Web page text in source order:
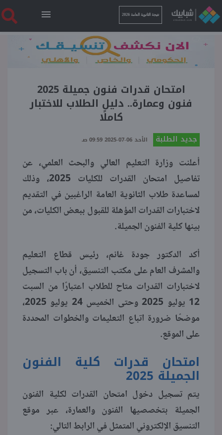
نتيجة الثانوية العامة 2026
الرئيسية
نتيجة الثانوية العامة 2026
أخبار ساخنة
بوابة الطلبة
ملفات
امتحان قدرات فنون جميلة 2025
فنون وعمارة.. دليل الطلاب للاختبار
كاملًا
جديد الطلبة الأحد 06-07-2025 09:59 صـ
أعلنت وزارة التعليم العالي والبحث العلمي، عن
تفاصيل امتحان القدرات للكليات 2025، وذلك
لمساعدة طلاب الثانوية العامة الراغبين في التقديم
لاختبارات القدرات المؤهلة للقبول ببعض الكليات، من
بينها كلية الفنون الجميلة.
أكد الدكتور جودة غانم، رئيس قطاع التعليم
والمشرف العام على مكتب التنسيق، أن باب التسجيل
لاختبارات القدرات متاح للطلاب اعتبارًا من السبت
12 يوليو 2025 وحتى الخميس 24 يوليو 2025،
موضحًا ضرورة اتباع التعليمات والخطوات المحددة
على الموقع.
امتحان قدرات كلية الفنون
الجميلة 2025
يتم تسجيل دخول امتحان القدرات لكلية الفنون
الجميلة بتخصصيها الفنون والعمارة، عبر موقع
التنسيق الإلكتروني المتمثل في الرابط التالي: